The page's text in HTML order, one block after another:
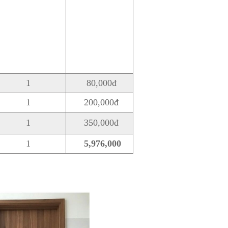
1
80,000đ
1
200,000đ
1
350,000đ
1 5,976,000